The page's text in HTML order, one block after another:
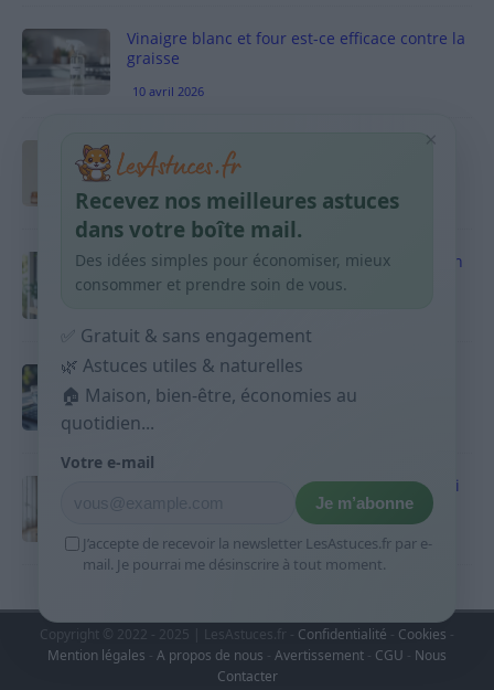
Vinaigre blanc et four est-ce efficace contre la
graisse
10 avril 2026
Taches pigmentaires : routine simple +
habitudes qui aident
9 avril 2026
Produits ménagers : comment économiser en
courses sans acheter 10 sprays
Budget mensuel : méthode rapide pour
répartir son salaire dès le jour de paie
9 avril 2026
Sport 10 minutes par jour est-ce utile et quoi
9 avril 2026
Copyright © 2022 - 2025 | LesAstuces.fr - Confidentialité Cookies -
Mention légales - A propos de nous - Avertissement - CGU - Nous
Contacter
×
Recevez nos meilleures astuces
dans votre boîte mail.
Des idées simples pour économiser, mieux
consommer et prendre soin de vous.
✅ Gratuit & sans engagement
🌿 Astuces utiles & naturelles
🏠 Maison, bien-être, économies au
quotidien...
Votre e-mail
Je m’abonne
J’accepte de recevoir la newsletter LesAstuces.fr par e-
mail. Je pourrai me désinscrire à tout moment.